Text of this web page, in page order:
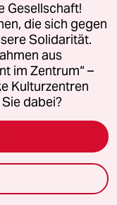
Gesellschaft!
die sich gegen
Solidarität.
aus
im Zentrum“ –
Kulturzentren
dabei?